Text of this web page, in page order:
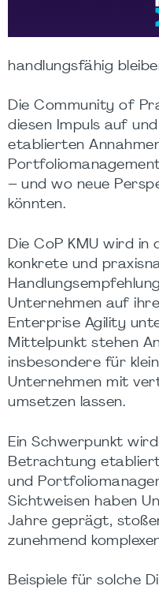
handlungsfähig
Die Community of
diesen Impuls auf
etablierten
– und wo neue
könnten.
Die CoP KMU wird in
konkrete und
Unternehmen auf
Enterprise Agility
Mittelpunkt stehen
insbesondere für
Unternehmen mit
umsetzen lassen.
Ein Schwerpunkt
Betrachtung
und
Sichtweisen haben
Jahre geprägt,
zunehmend
Beispiele für solche